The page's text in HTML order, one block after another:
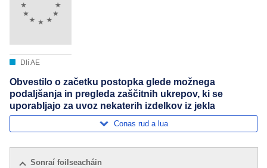
Dlí AE
Obvestilo o začetku postopka glede možnega
podaljšanja in pregleda zaščitnih ukrepov, ki se
uporabljajo za uvoz nekaterih izdelkov iz jekla
Conas rud a lua
Sonraí foilseacháin